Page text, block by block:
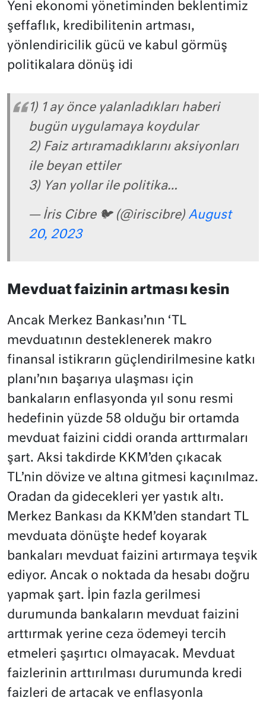
Yeni ekonomi yönetiminden beklentimiz
şeffaflık, kredibilitenin artması,
yönlendiricilik gücü ve kabul görmüş
politikalara dönüş idi
1) 1 ay önce yalanladıkları haberi
bugün uygulamaya koydular
2) Faiz artıramadıklarını aksiyonları
ile beyan ettiler
3) Yan yollar ile politika…
— İris Cibre 🐦 (@iriscibre) August
20, 2023
Mevduat faizinin artması kesin
Ancak Merkez Bankası’nın ‘TL
mevduatının desteklenerek makro
finansal istikrarın güçlendirilmesine katkı
planı’nın başarıya ulaşması için
bankaların enflasyonda yıl sonu resmi
hedefinin yüzde 58 olduğu bir ortamda
mevduat faizini ciddi oranda arttırmaları
şart. Aksi takdirde KKM’den çıkacak
TL’nin dövize ve altına gitmesi kaçınılmaz.
Oradan da gidecekleri yer yastık altı.
Merkez Bankası da KKM’den standart TL
mevduata dönüşte hedef koyarak
bankaları mevduat faizini artırmaya teşvik
ediyor. Ancak o noktada da hesabı doğru
yapmak şart. İpin fazla gerilmesi
durumunda bankaların mevduat faizini
arttırmak yerine ceza ödemeyi tercih
etmeleri şaşırtıcı olmayacak. Mevduat
faizlerinin arttırılması durumunda kredi
faizleri de artacak ve enflasyonla